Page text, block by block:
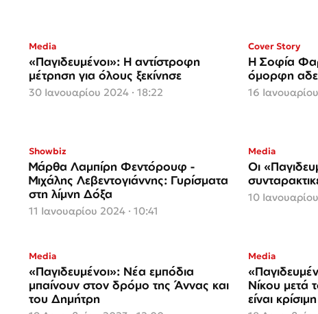
Media
«Παγιδευμένοι»: Η αντίστροφη
μέτρηση για όλους ξεκίνησε
30 Ιανουαρίου 2024 · 18:22
Cover Story
Η Σοφία
όμορφη
16
Showbiz
Μάρθα Λαμπίρη Φεντόρουφ -
Μιχάλης Λεβεντογιάννης: Γυρίσματα
στη λίμνη Δόξα
11 Ιανουαρίου 2024 · 10:41
Media
Οι
10
Media
«Παγιδευμένοι»: Νέα εμπόδια
μπαίνουν στον δρόμο της Άννας και
του Δημήτρη
Media
Νίκου μετά
είναι κρίσιμη